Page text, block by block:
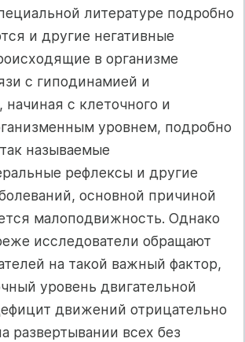
литературе подробно
и другие негативные
в организме
с гиподинамией и
начиная с клеточного и
уровнем, подробно
называемые
рефлексы и другие
основной причиной
малоподвижность. Однако
исследователи обращают
на такой важный фактор,
уровень двигательной
движений отрицательно
развертывании всех без